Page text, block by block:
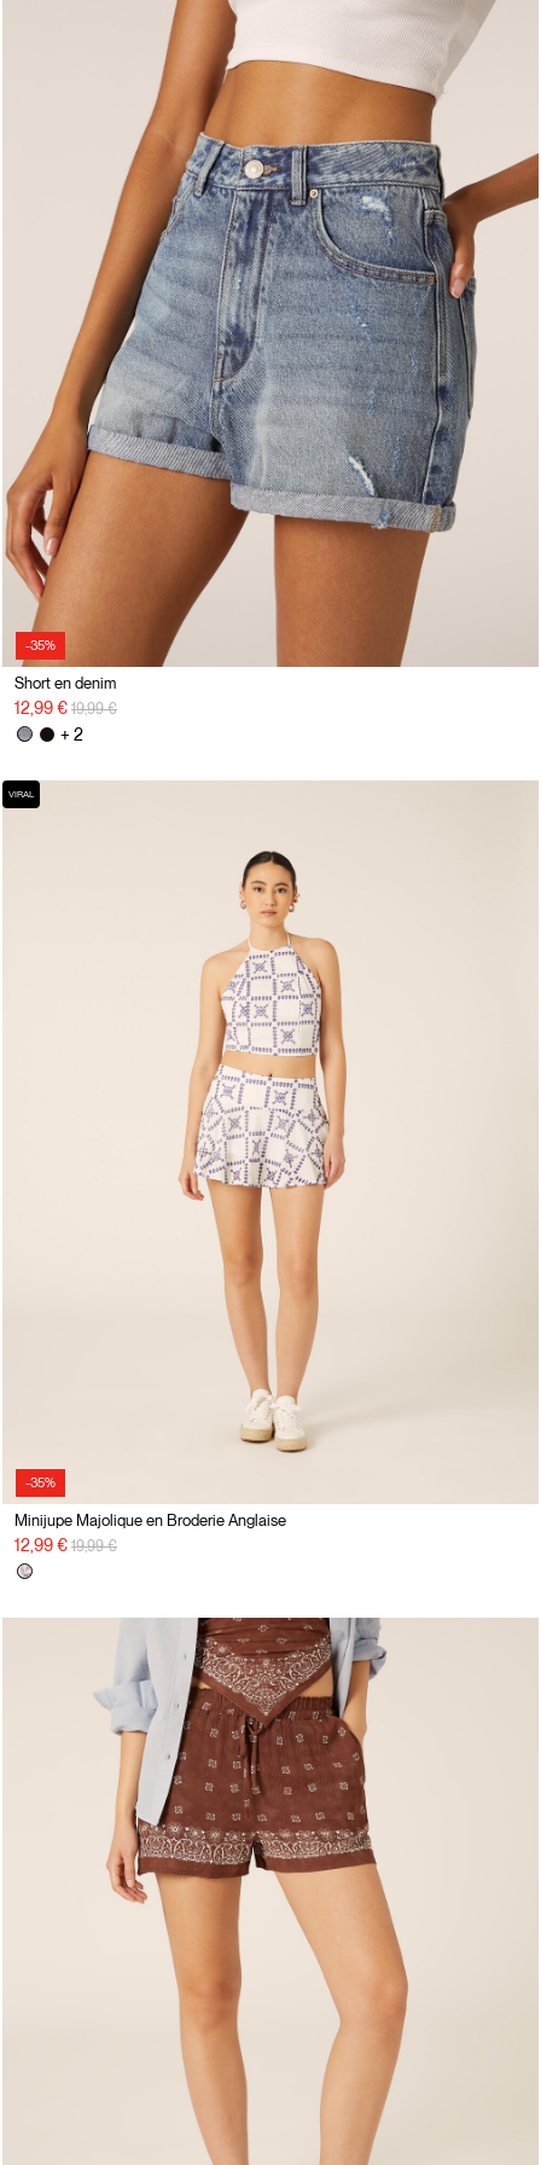
-35%
Short en denim
12,99 € Prix réduit de
19,99 €à
+ 2
-35%
VIRAL
Minijupe Majolique en Broderie Anglaise
12,99 € Prix réduit de
19,99 €à